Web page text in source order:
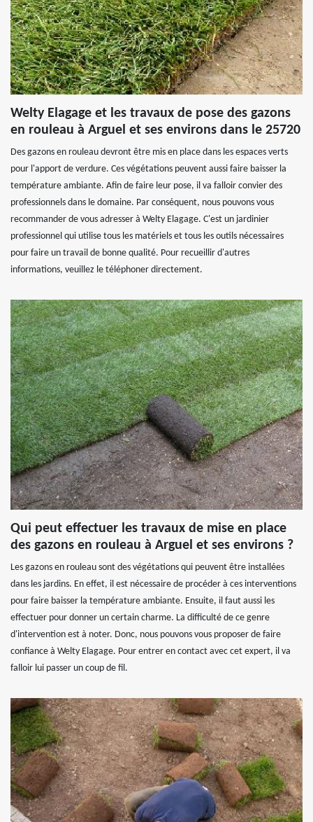
Welty Elagage et les travaux de pose des gazons
en rouleau à Arguel et ses environs dans le 25720
Des gazons en rouleau devront être mis en place dans les espaces verts
pour l'apport de verdure. Ces végétations peuvent aussi faire baisser la
température ambiante. Afin de faire leur pose, il va falloir convier des
professionnels dans le domaine. Par conséquent, nous pouvons vous
recommander de vous adresser à Welty Elagage. C'est un jardinier
professionnel qui utilise tous les matériels et tous les outils nécessaires
pour faire un travail de bonne qualité. Pour recueillir d'autres
informations, veuillez le téléphoner directement.
Qui peut effectuer les travaux de mise en place
des gazons en rouleau à Arguel et ses environs ?
Les gazons en rouleau sont des végétations qui peuvent être installées
dans les jardins. En effet, il est nécessaire de procéder à ces interventions
pour faire baisser la température ambiante. Ensuite, il faut aussi les
effectuer pour donner un certain charme. La difficulté de ce genre
d'intervention est à noter. Donc, nous pouvons vous proposer de faire
confiance à Welty Elagage. Pour entrer en contact avec cet expert, il va
falloir lui passer un coup de fil.